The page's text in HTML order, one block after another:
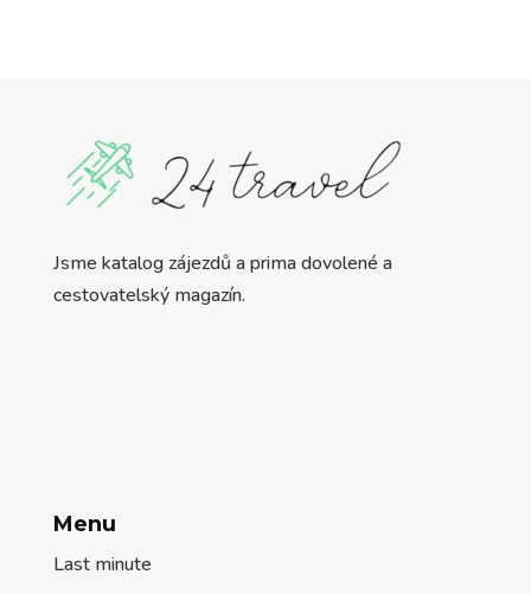
Jsme katalog zájezdů a prima dovolené a
cestovatelský magazín.
Menu
Last minute